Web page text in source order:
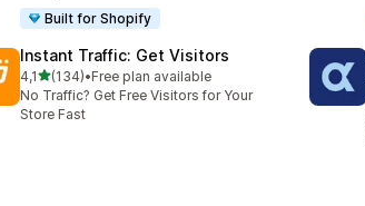
Built for Shopify
Instant Traffic: Get Visitors
4,15 yıldız üzerinden
(134)
toplam 134 değerlendirme
•Free plan available
No Traffic? Get Free Visitors for Your
Store Fast